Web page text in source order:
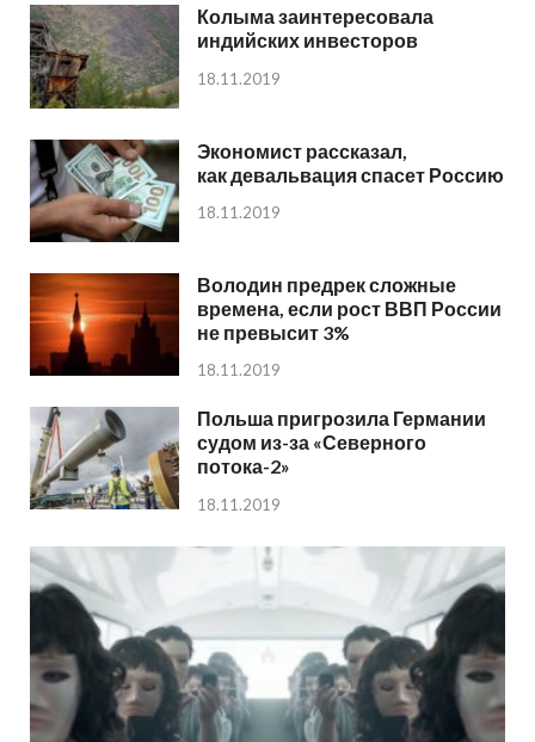
Колыма заинтересовала
индийских инвесторов
18.11.2019
Экономист рассказал,
как девальвация спасет Россию
18.11.2019
Володин предрек сложные
времена, если рост ВВП России
не превысит 3%
18.11.2019
Польша пригрозила Германии
судом из-за «Северного
потока-2»
18.11.2019